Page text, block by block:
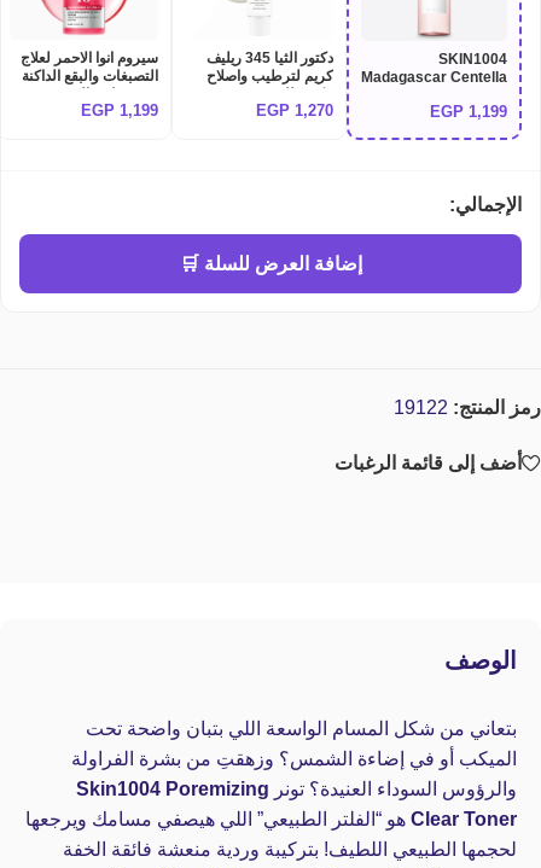
SKIN1004
Madagascar Centella
1,199
EGP
دكتور الثيا 345 ريليف
كريم لترطيب واصلاح
345 relief cream
1,270
EGP
سيروم انوا الاحمر لعلاج
التصبغات والبقع الداكنة
وتوحيد لون البشرة
Anua Niacinamide
1,199
EGP
الإجمالي:
إضافة العرض للسلة 🛒
رمز المنتج: 19122
أضف إلى قائمة الرغبات
الوصف
بتعاني من شكل المسام الواسعة اللي بتبان واضحة تحت
الميكب أو في إضاءة الشمس؟ وزهقتِ من بشرة الفراولة
والرؤوس السوداء العنيدة؟ تونر Skin1004 Poremizing
Clear Toner هو “الفلتر الطبيعي” اللي هيصفي مسامك ويرجعها
لحجمها الطبيعي اللطيف! بتركيبة وردية منعشة فائقة الخفة